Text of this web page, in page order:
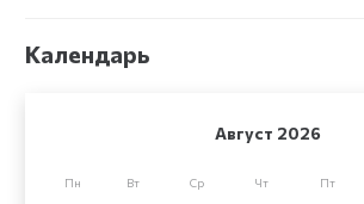
Календарь
Август 2026
Пн Вт Ср Чт Пт